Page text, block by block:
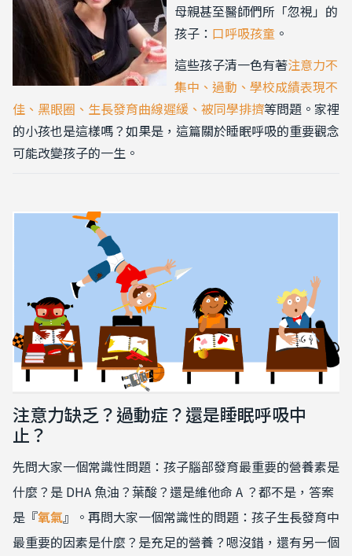
母親甚至醫師們所「忽視」的
孩子： 口呼吸孩童 。
這些孩子清一色有著注意力不
集中、過動、學校成績表現不
佳、黑眼圈、生長發育曲線遲緩 、 被同學排擠等問題。家裡
的小孩也是這樣嗎？如果是，這篇關於睡眠呼吸的重要觀念
可能改變孩子的一生。
注意力缺乏？過動症？還是睡眠呼吸中
止？
先問大家一個常識性問題：孩子腦部發育最重要的營養素是
什麼？是 DHA 魚油？葉酸？還是維他命 A ？都不是，答案
是『氧氣』。再問大家一個常識性的問題：孩子生長發育中
最重要的因素是什麼？是充足的營養？嗯沒錯，還有另一個